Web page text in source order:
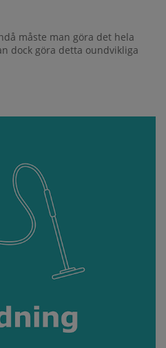
måste man göra det hela
dock göra detta oundvikliga